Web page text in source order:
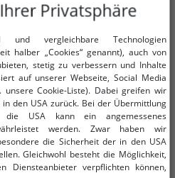
Verfügbare Größen
Privatsphäre
vergleichbare Technologien
halber „Cookies“ genannt), auch von
stetig zu verbessern und Inhalte
auf unserer Webseite, Social Media
unsere Cookie-Liste). Dabei greifen wir
den USA zurück. Bei der Übermittlung
die USA kann ein angemessenes
werden. Zwar haben wir
die Sicherheit der in den USA
Gleichwohl besteht die Möglichkeit,
Diensteanbieter verpflichten können,